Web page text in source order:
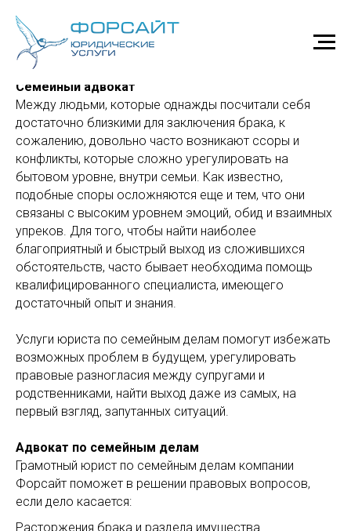
Семейный адвокат
Семейный адвокат
Между людьми, которые однажды посчитали себя
достаточно близкими для заключения брака, к
сожалению, довольно часто возникают ссоры и
конфликты, которые сложно урегулировать на
бытовом уровне, внутри семьи. Как известно,
подобные споры осложняются еще и тем, что они
связаны с высоким уровнем эмоций, обид и взаимных
упреков. Для того, чтобы найти наиболее
благоприятный и быстрый выход из сложившихся
обстоятельств, часто бывает необходима помощь
квалифицированного специалиста, имеющего
достаточный опыт и знания.
Услуги юриста по семейным делам помогут избежать
возможных проблем в будущем, урегулировать
правовые разногласия между супругами и
родственниками, найти выход даже из самых, на
первый взгляд, запутанных ситуаций.
Адвокат по семейным делам
Грамотный юрист по семейным делам компании
Форсайт поможет в решении правовых вопросов,
если дело касается:
Расторжения брака и раздела имущества